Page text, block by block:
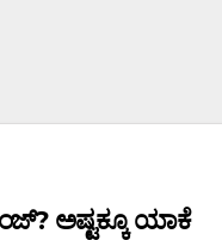
ಅಷ್ಟಕ್ಕೂ ಯಾಕೆ